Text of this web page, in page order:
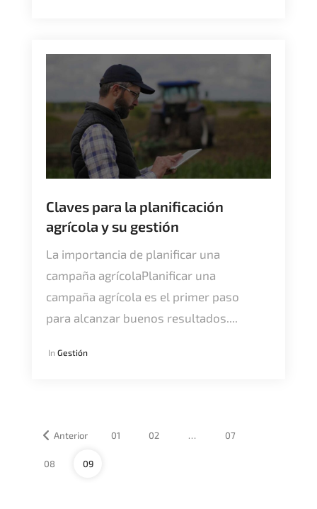
Claves para la planificación
agrícola y su gestión
La importancia de planificar una
campaña agrícolaPlanificar una
campaña agrícola es el primer paso
para alcanzar buenos resultados....
In Gestión
Anterior 01 02 … 07
08 09